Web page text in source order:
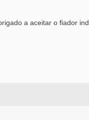
a aceitar o fiador